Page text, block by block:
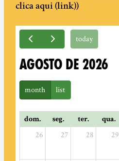
clica aqui (link))
today
AGOSTO DE 2026
month list
dom. seg. ter. qua.
26 27 28 29